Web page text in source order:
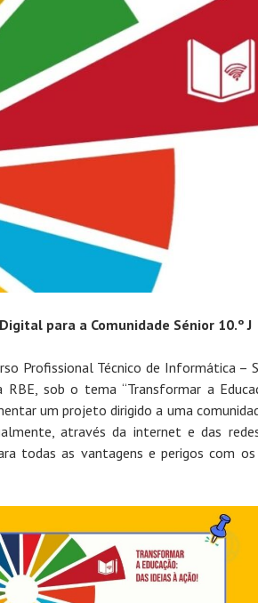
para a Comunidade Sénior 10.º J
Profissional Técnico de Informática –
sob o tema “Transformar a
um projeto dirigido a uma
através da internet e das redes
todas as vantagens e perigos com os